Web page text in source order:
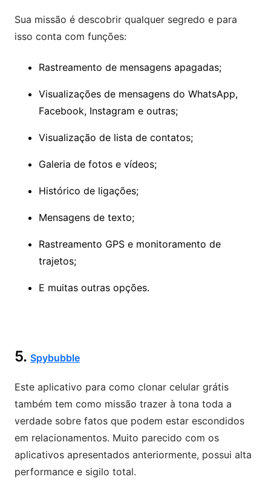
Sua missão é descobrir qualquer segredo e para
isso conta com funções:
Rastreamento de mensagens apagadas;
Visualizações de mensagens do WhatsApp,
Facebook, Instagram e outras;
Visualização de lista de contatos;
Galeria de fotos e vídeos;
Histórico de ligações;
Mensagens de texto;
Rastreamento GPS e monitoramento de
trajetos;
E muitas outras opções.
5. Spybubble
Este aplicativo para como clonar celular grátis
também tem como missão trazer à tona toda a
verdade sobre fatos que podem estar escondidos
em relacionamentos. Muito parecido com os
aplicativos apresentados anteriormente, possui alta
performance e sigilo total.